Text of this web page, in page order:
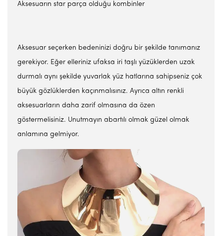
Aksesuarın star parça olduğu kombinler
Aksesuar seçerken bedeninizi doğru bir şekilde tanımanız
gerekiyor. Eğer elleriniz ufaksa iri taşlı yüzüklerden uzak
durmalı aynı şekilde yuvarlak yüz hatlarına sahipseniz çok
büyük gözlüklerden kaçınmalısınız. Ayrıca altın renkli
aksesuarların daha zarif olmasına da özen
göstermelisiniz. Unutmayın abartılı olmak güzel olmak
anlamına gelmiyor.